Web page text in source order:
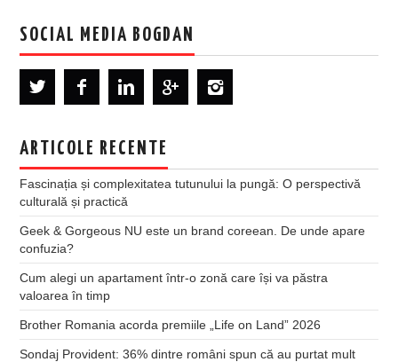
SOCIAL MEDIA BOGDAN
ARTICOLE RECENTE
Fascinația și complexitatea tutunului la pungă: O perspectivă
culturală și practică
Geek & Gorgeous NU este un brand coreean. De unde apare
confuzia?
Cum alegi un apartament într-o zonă care își va păstra
valoarea în timp
Brother Romania acorda premiile „Life on Land” 2026
Sondaj Provident: 36% dintre români spun că au purtat mult